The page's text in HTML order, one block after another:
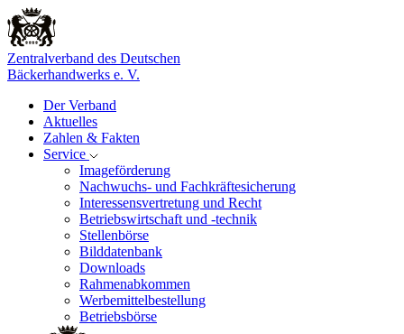
Zentralverband des Deutschen
Bäckerhandwerks e. V.
Der Verband
Aktuelles
Zahlen & Fakten
Service
Imageförderung
Nachwuchs- und Fachkräftesicherung
Interessensvertretung und Recht
Betriebswirtschaft und -technik
Stellenbörse
Bilddatenbank
Downloads
Rahmenabkommen
Werbemittelbestellung
Betriebsbörse